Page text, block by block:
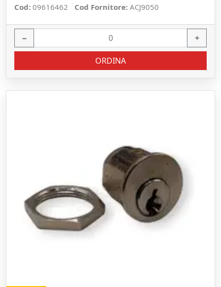
Cod: 09616462 Cod Fornitore: ACJ9050
− +
ORDINA